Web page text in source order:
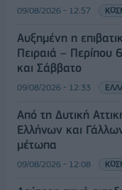
09/08/2026 - 12:57
Αυξημένη η
Πειραιά –
και Σάββατο
09/08/2026 - 12:33
Από τη Δυτική
Ελλήνων και
μέτωπα
09/08/2026 - 12:08